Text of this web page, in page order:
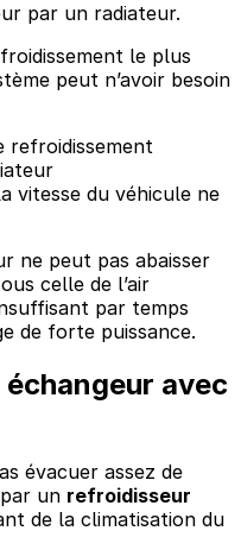
par un radiateur.
le plus
peut n’avoir besoin
refroidissement
vitesse du véhicule ne
ne peut pas abaisser
celle de l’air
par temps
de forte puissance.
avec
évacuer assez de
un refroidisseur
de la climatisation du